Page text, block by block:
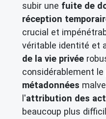
subir une fuite de
réception
crucial et
véritable identité et
de la vie privée
considérablement
métadonnées
l'attribution des
beaucoup plus